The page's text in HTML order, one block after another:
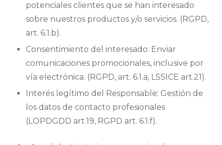
potenciales clientes que se han interesado
sobre nuestros productos y/o servicios. (RGPD,
art. 6.1.b).
Consentimiento del interesado: Enviar
comunicaciones promocionales, inclusive por
vía electrónica. (RGPD, art. 6.1.a, LSSICE art.21).
Interés legítimo del Responsable: Gestión de
los datos de contacto profesionales
(LOPDGDD art.19, RGPD art. 6.1.f).